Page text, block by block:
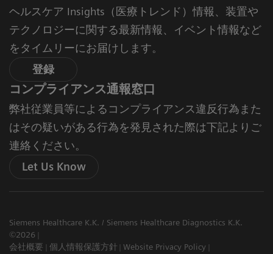
ヘルスケア Insights（医療トレンド）情報、装置や
テクノロジーに関する最新情報、イベント情報など
をタイムリーにお届けします。
登録
コンプライアンス通報窓口
弊社従業員等によるコンプライアンス違反行為また
はその疑いがある行為を発見された際は下記よりご
連絡ください。
Let Us Know
Siemens Healthcare K.K. / Siemens Healthcare Diagnostics K.K.
©2026
会社概要
個人情報保護方針
Website Privacy Policy